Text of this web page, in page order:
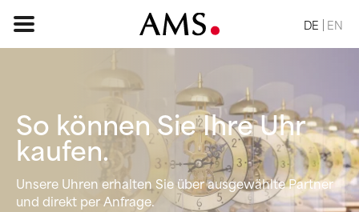
STARTSEITE
SORTIMENT
BASIC
DE EN
So können SieIhre Uhr
kaufen.
Unsere Uhren erhalten Sie über ausgewählte Partner
und direkt per Anfrage.